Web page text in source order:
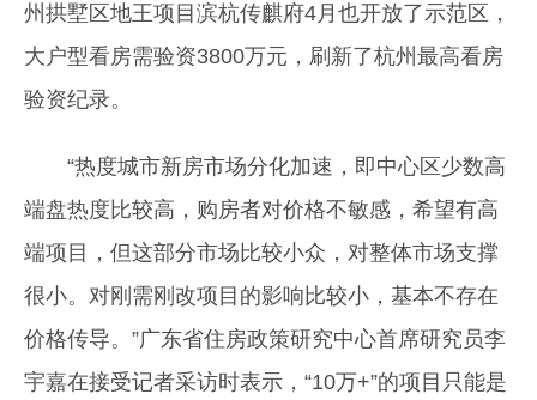
州拱墅区地王项目滨杭传麒府4月也开放了示范区，
大户型看房需验资3800万元，刷新了杭州最高看房
验资纪录。
“热度城市新房市场分化加速，即中心区少数高
端盘热度比较高，购房者对价格不敏感，希望有高
端项目，但这部分市场比较小众，对整体市场支撑
很小。对刚需刚改项目的影响比较小，基本不存在
价格传导。”广东省住房政策研究中心首席研究员李
宇嘉在接受记者采访时表示，“10万+”的项目只能是